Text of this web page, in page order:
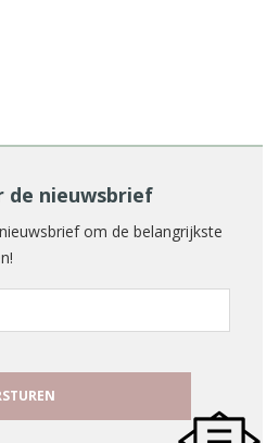
de nieuwsbrief
om de belangrijkste